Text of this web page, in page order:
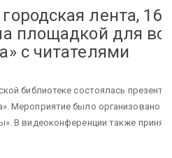
лента, 16
площадкой для
с читателями
библиотеке состоялась
Мероприятие было организовано
В видеоконференции также